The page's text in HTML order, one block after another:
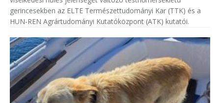
gerincesekben az ELTE Természettudományi Kar (TTK) és a
HUN-REN Agrártudományi Kutatóközpont (ATK) kutatói.